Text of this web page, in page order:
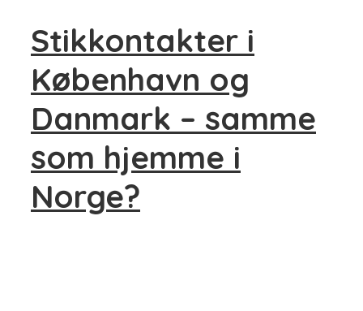
Stikkontakter i
København og
Danmark – samme
som hjemme i
Norge?